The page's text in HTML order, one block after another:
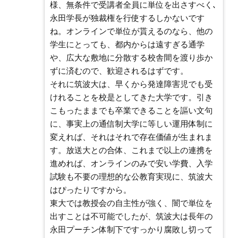
様、無条件で受講者全員に単位を出さすべく､
永田学長が独裁権を行使するしかないです
ね。オンラインで単位が貰えるのなら、他の
学生にとっても、都内からは遠すぎる通学
や、広大な敷地に分散する校舎間を渡り歩か
ずに済むので、歓迎されるはずです。
それに筑波大は、早くから発達障害児でも受
けれることを校是としてきた大学です。引き
こもったままでも卒業できることを謳い文句
に、事実上の通信制大学に等しい運用体制に
変えれば、それはそれで存在価値が生まれま
す。放送大との合体、これまで以上の連携を
進めれば、オンラインのみで安い学費、入学
試験も不要の理想的な公教育実現に、筑波大
はぴったりですから。
東大では教授会の自主性が強く、闇で単位を
出すことは不可能でしたが、筑波大は長年の
永田プーチン体制下ですっかり腐敗し切って